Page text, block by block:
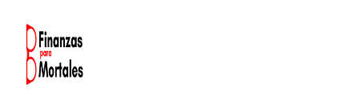
contenido